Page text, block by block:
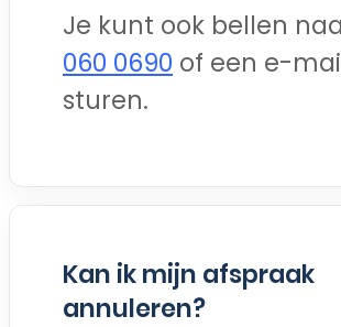
Je kunt ook bellen
060 0690 of een e-
sturen.
Kan ik mijn afspraak
annuleren?